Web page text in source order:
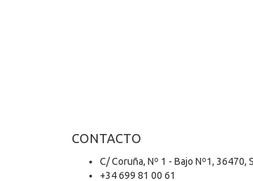
CONTACTO
C/ Coruña, Nº 1 - Bajo Nº1,
+34 699 81 00 61